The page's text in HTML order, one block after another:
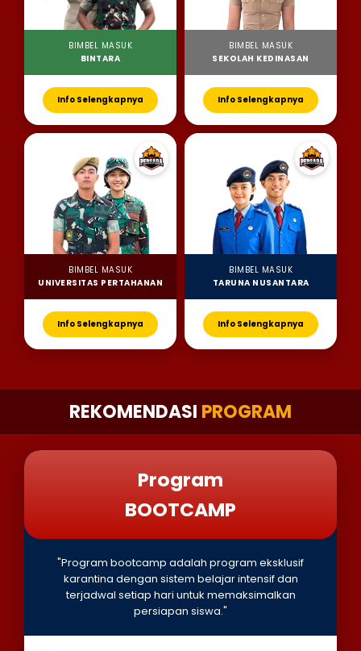
BIMBEL MASUK
BINTARA
Info Selengkapnya
BIMBEL MASUK
SEKOLAH KEDINASAN
Info Selengkapnya
BIMBEL MASUK
UNIVERSITAS PERTAHANAN
Info Selengkapnya
BIMBEL MASUK
TARUNA NUSANTARA
Info Selengkapnya
REKOMENDASI PROGRAM
Program
BOOTCAMP
"Program bootcamp adalah program eksklusif
karantina dengan sistem belajar intensif dan
terjadwal setiap hari untuk memaksimalkan
persiapan siswa."